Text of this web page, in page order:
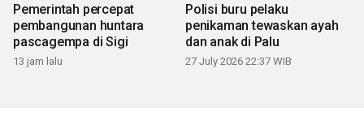
Pemerintah percepat
pembangunan huntara
pascagempa di Sigi
13 jam lalu
Polisi buru pelaku
penikaman tewaskan ayah
dan anak di Palu
27 July 2026 22:37 WIB